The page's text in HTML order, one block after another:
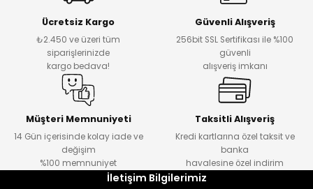
Ücretsiz Kargo
₺2.450 ve üzeri tüm
siparişlerinizde
kargo bedava!
Güvenli Alışveriş
256bit SSL Sertifikası ile %100
güvenli
alışveriş imkanı
Müşteri Memnuniyeti
14 Gün içerisinde kolay iade ve
değişim
%100 memnuniyet
Taksitli Alışveriş
Kredi kartlarına özel taksit ve
banka
havalesine özel indirim
İletişim Bilgilerimiz